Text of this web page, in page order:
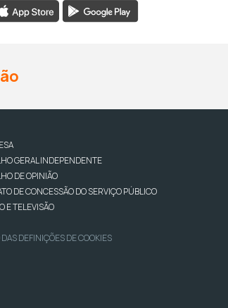
GERAL INDEPENDENTE
DE OPINIÃO
DE CONCESSÃO DO SERVIÇO PÚBLICO
E TELEVISÃO
DEFINIÇÕES DE COOKIES